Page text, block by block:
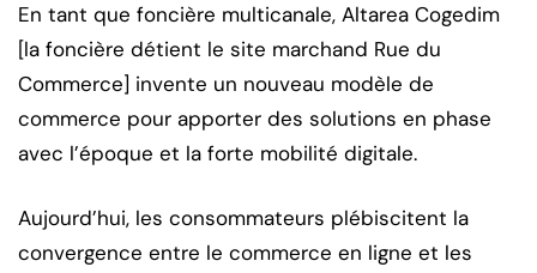
En tant que foncière multicanale, Altarea Cogedim
[la foncière détient le site marchand Rue du
Commerce] invente un nouveau modèle de
commerce pour apporter des solutions en phase
avec l’époque et la forte mobilité digitale.
Aujourd’hui, les consommateurs plébiscitent la
convergence entre le commerce en ligne et les